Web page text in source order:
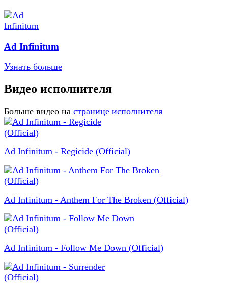
Ad Infinitum
Узнать больше
Видео исполнителя
Больше видео на странице исполнителя
Ad Infinitum - Regicide (Official)
Ad Infinitum - Anthem For The Broken (Official)
Ad Infinitum - Follow Me Down (Official)